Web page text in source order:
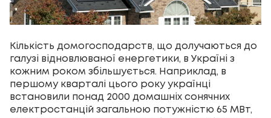
Кількість домогосподарств, що долучаються до
галузі відновлюваної енергетики, в Україні з
кожним роком збільшується. Наприклад, в
першому кварталі цього року українці
встановили понад 2000 домашніх сонячних
електростанцій загальною потужністю 65 МВт,